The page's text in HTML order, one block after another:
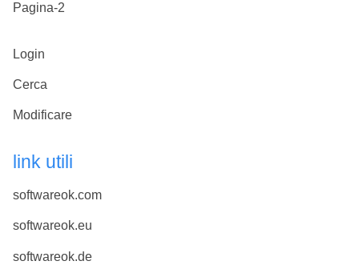
Pagina-2
Login
Cerca
Modificare
link utili
softwareok.com
softwareok.eu
softwareok.de